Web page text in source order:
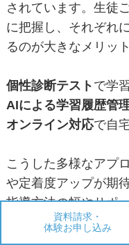
資料請求・
体験お申し込み
されています。生徒
に把握し、それぞれ
るのが大きなメリッ
個性診断テスト で学
AIによる学習履歴管
オンライン対応で自
こうした多様なアプ
や定着度アップが期
指導方法の幅やサポ